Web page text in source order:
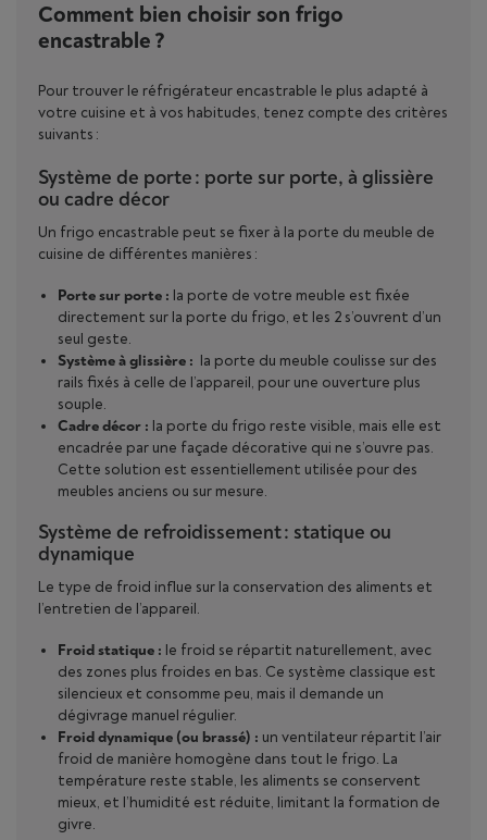
Comment bien choisir son frigo
encastrable ?
Pour trouver le réfrigérateur encastrable le plus adapté à
votre cuisine et à vos habitudes, tenez compte des critères
suivants :
Système de porte : porte sur porte, à glissière
ou cadre décor
Un frigo encastrable peut se fixer à la porte du meuble de
cuisine de différentes manières :
Porte sur porte : la porte de votre meuble est fixée
directement sur la porte du frigo, et les 2 s’ouvrent d’un
seul geste.
Système à glissière : la porte du meuble coulisse sur des
rails fixés à celle de l’appareil, pour une ouverture plus
souple.
Cadre décor : la porte du frigo reste visible, mais elle est
encadrée par une façade décorative qui ne s’ouvre pas.
Cette solution est essentiellement utilisée pour des
meubles anciens ou sur mesure.
Système de refroidissement : statique ou
dynamique
Le type de froid influe sur la conservation des aliments et
l’entretien de l’appareil.
Froid statique : le froid se répartit naturellement, avec
des zones plus froides en bas. Ce système classique est
silencieux et consomme peu, mais il demande un
dégivrage manuel régulier.
Froid dynamique (ou brassé) : un ventilateur répartit l’air
froid de manière homogène dans tout le frigo. La
température reste stable, les aliments se conservent
mieux, et l’humidité est réduite, limitant la formation de
givre.